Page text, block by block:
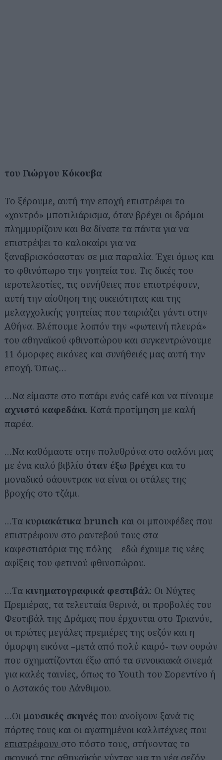
του Γιώργου Κόκουβα
Το ξέρουμε, αυτή την εποχή επιστρέφει το
«χοντρό» μποτιλιάρισμα, όταν βρέχει οι δρόμοι
πλημμυρίζουν και θα δίνατε τα πάντα για να
επιστρέψει το καλοκαίρι για να
ξαναβρισκόσασταν σε μια παραλία. Έχει όμως και
το φθινόπωρο την γοητεία του. Τις δικές του
ιεροτελεστίες, τις συνήθειες που επιστρέφουν,
αυτή την αίσθηση της οικειότητας και της
μελαγχολικής γοητείας που ταιριάζει γάντι στην
Αθήνα. Βλέπουμε λοιπόν την «φωτεινή πλευρά»
του αθηναϊκού φθινοπώρου και συγκεντρώνουμε
11 όμορφες εικόνες και συνήθειές μας αυτή την
εποχή. Όπως…
…Να είμαστε στο πατάρι ενός café και να πίνουμε
αχνιστό καφεδάκι. Κατά προτίμηση με καλή
παρέα.
…Να καθόμαστε στην πολυθρόνα στο σαλόνι μας
με ένα καλό βιβλίο όταν έξω βρέχει και το
μοναδικό σάουντρακ να είναι οι στάλες της
βροχής στο τζάμι.
…Τα κυριακάτικα brunch και οι μπουφέδες που
επιστρέφουν στο ραντεβού τους στα
καφεστιατόρια της πόλης – εδώ έχουμε τις νέες
αφίξεις του φετινού φθινοπώρου.
…Τα κινηματογραφικά φεστιβάλ: Οι Νύχτες
Πρεμιέρας, τα τελευταία θερινά, οι προβολές του
Φεστιβάλ της Δράμας που έρχονται στο Τριανόν,
οι πρώτες μεγάλες πρεμιέρες της σεζόν και η
όμορφη εικόνα –μετά από πολύ καιρό- των ουρών
που σχηματίζονται έξω από τα συνοικιακά σινεμά
για καλές ταινίες, όπως το Youth του Σορεντίνο ή
ο Αστακός του Λάνθιμου.
…Οι μουσικές σκηνές που ανοίγουν ξανά τις
πόρτες τους και οι αγαπημένοι καλλιτέχνες που
επιστρέφουν στο πόστο τους, στήνοντας το
σκηνικό της αθηναϊκής νύχτας για τη νέα σεζόν.